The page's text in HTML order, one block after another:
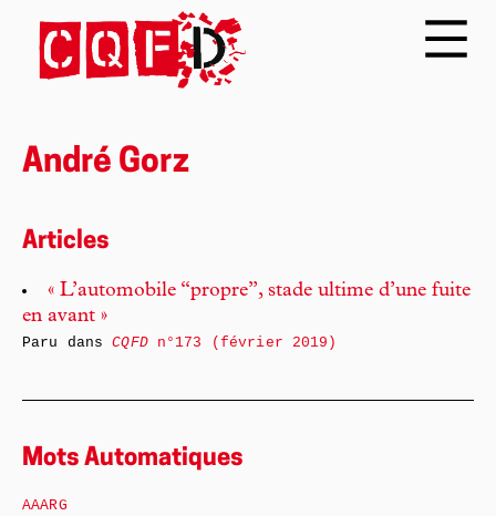
André Gorz
Articles
« L’automobile “propre”, stade ultime d’une fuite
en avant »
Paru dansCQFDn°173 (février 2019)
Mots Automatiques
AAARG